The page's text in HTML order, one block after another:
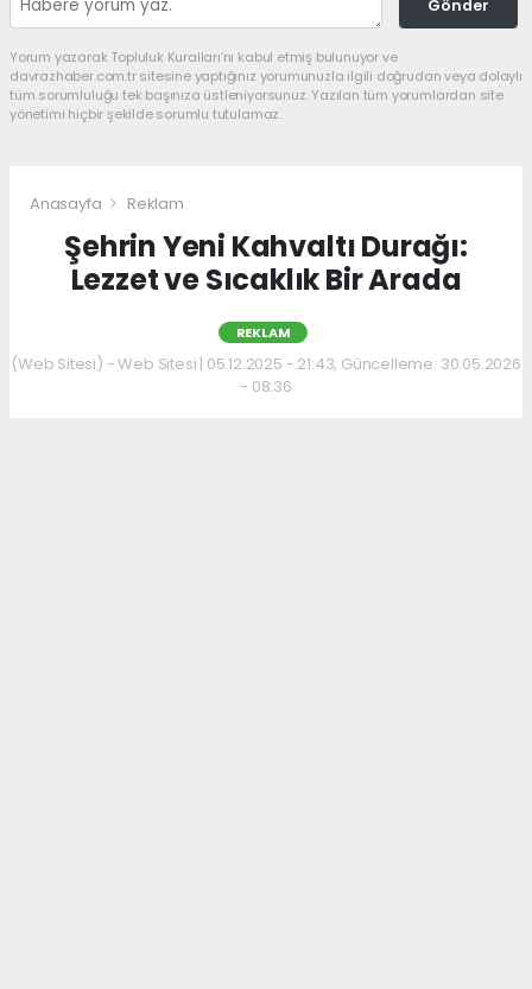
Gönder
Yorum yazarak Topluluk Kuralları’nı kabul etmiş bulunuyor ve
davrazhaber.com.tr sitesine yaptığınız yorumunuzla ilgili doğrudan veya dolaylı
tüm sorumluluğu tek başınıza üstleniyorsunuz. Yazılan tüm yorumlardan site
yönetimi hiçbir şekilde sorumlu tutulamaz.
Anasayfa Reklam
Şehrin Yeni Kahvaltı Durağı:
Lezzet ve Sıcaklık Bir Arada
REKLAM
(Web Sitesi) - Web Sitesi | 05.12.2025 - 21:43, Güncelleme: 30.05.2026
- 08:36